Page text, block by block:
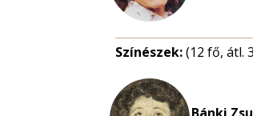
Színészek:(12 fő, átl.
Bánki